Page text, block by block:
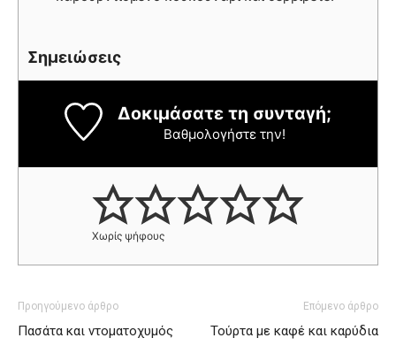
Σημειώσεις
Δοκιμάσατε τη συνταγή;
Βαθμολογήστε την!
Χωρίς ψήφους
Προηγούμενο άρθρο
Πασάτα και ντοματοχυμός
Επόμενο άρθρο
Τούρτα με καφέ και καρύδια